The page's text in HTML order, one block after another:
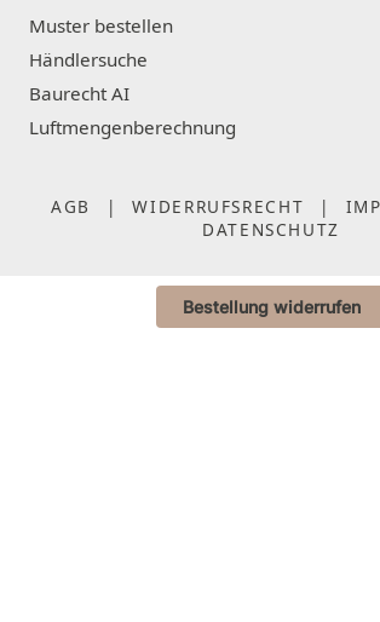
Muster bestellen
Händlersuche
Baurecht AI
Luftmengenberechnung
AGB | WIDERRUFSRECHT |
DATENSCHUTZ
Bestellung widerrufen